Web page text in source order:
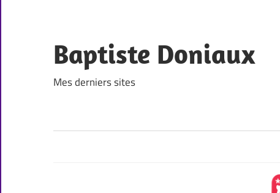
content
Baptiste Doniaux
Mes derniers sites